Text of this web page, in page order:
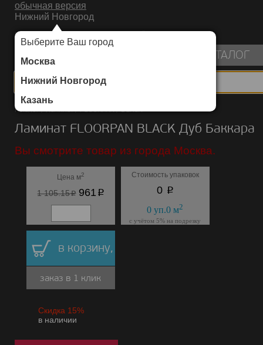
обычная версия
Нижний Новгород
Выберите Ваш город
Москва
Нижний Новгород
Казань
ИНТЕРНЕТ-МАГАЗИН НАПОЛЬНЫХ ПОКРЫТИЙ
КАТАЛОГ
Каталог/Ламинат/FLOORPAN/BLACK
Ламинат FLOORPAN BLACK Дуб Баккара
Вы смотрите товар из города Москва.
Цена м2
1 105.15p961 p
Стоимость упаковок
0 p
0 уп.0 м2
с учётом 5% на подрезку
в корзину,
заказ в 1 клик
Скидка 15%
в наличии